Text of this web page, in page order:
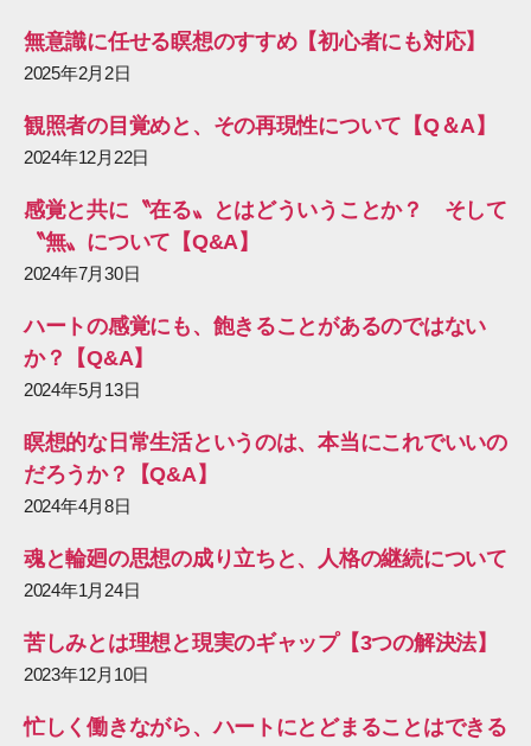
無意識に任せる瞑想のすすめ【初心者にも対応】
2025年2月2日
観照者の目覚めと、その再現性について【Q＆A】
2024年12月22日
感覚と共に〝在る〟とはどういうことか？ そして
〝無〟について【Q&A】
2024年7月30日
ハートの感覚にも、飽きることがあるのではない
か？【Q&A】
2024年5月13日
瞑想的な日常生活というのは、本当にこれでいいの
だろうか？【Q&A】
2024年4月8日
魂と輪廻の思想の成り立ちと、人格の継続について
2024年1月24日
苦しみとは理想と現実のギャップ【3つの解決法】
2023年12月10日
忙しく働きながら、ハートにとどまることはできる